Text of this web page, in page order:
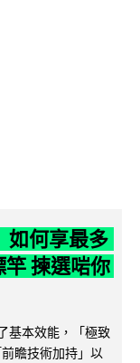
如何享最多
揀選啱你
基本效能，「極致
瞻技術加持」以